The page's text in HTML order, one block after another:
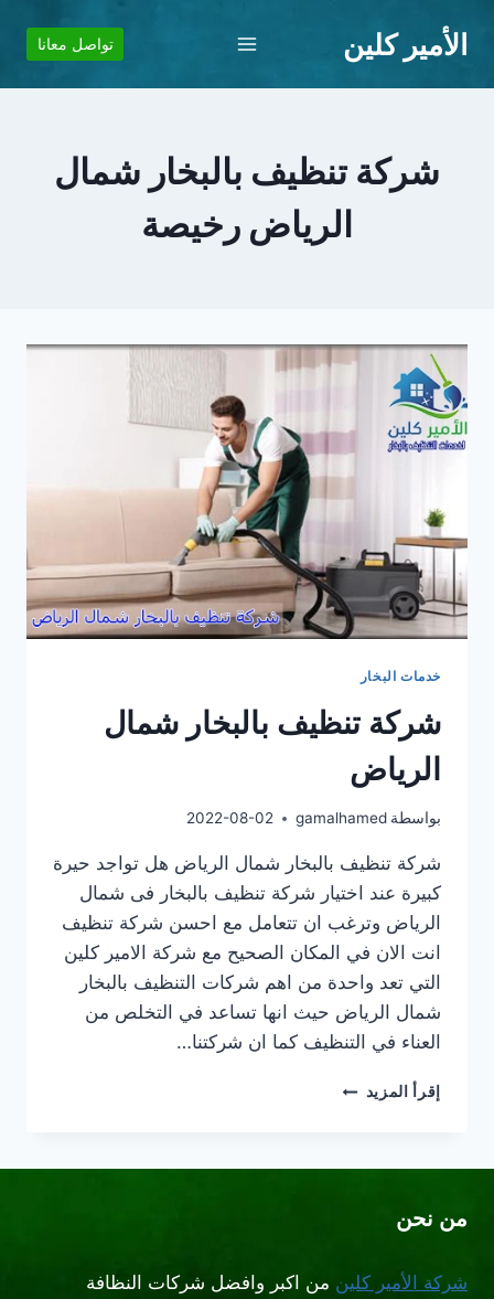
الأمير كلين تواصل معانا
شركة تنظيف بالبخار شمال
الرياض رخيصة
خدمات البخار
شركة تنظيف بالبخار شمال
الرياض
بواسطة gamalhamed
2022-08-02
شركة تنظيف بالبخار شمال الرياض هل تواجد حيرة
كبيرة عند اختيار شركة تنظيف بالبخار فى شمال
الرياض وترغب ان تتعامل مع احسن شركة تنظيف
انت الان في المكان الصحيح مع شركة الامير كلين
التي تعد واحدة من اهم شركات التنظيف بالبخار
شمال الرياض حيث انها تساعد في التخلص من
العناء في التنظيف كما ان شركتنا…
إقرأ المزيد شركة
من نحن
شركة الأمير كلين من اكبر وافضل شركات النظافة